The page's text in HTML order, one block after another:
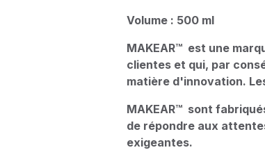
Volume : 500 ml
MAKEAR™ est une
clientes et qui, par
matière d'innovation.
MAKEAR™ sont
de répondre aux
exigeantes.